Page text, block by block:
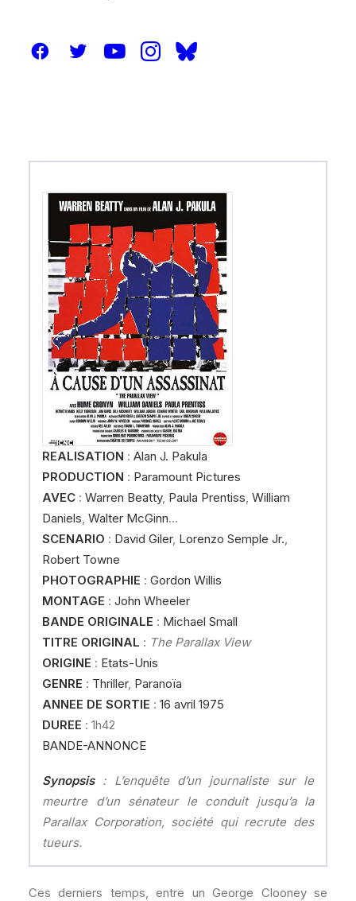
REALISATION : Alan J. Pakula
PRODUCTION : Paramount Pictures
AVEC : Warren Beatty, Paula Prentiss, William
Daniels, Walter McGinn…
SCENARIO : David Giler, Lorenzo Semple Jr.,
Robert Towne
PHOTOGRAPHIE : Gordon Willis
MONTAGE : John Wheeler
BANDE ORIGINALE : Michael Small
TITRE ORIGINAL : The Parallax View
ORIGINE : Etats-Unis
GENRE : Thriller, Paranoïa
ANNEE DE SORTIE : 16 avril 1975
DUREE : 1h42
BANDE-ANNONCE
Synopsis: L’enquête d’un journaliste sur le
meurtre d’un sénateur le conduit jusqu’a la
Parallax Corporation, société qui recrute des
tueurs.
Ces derniers temps, entre un George Clooney se